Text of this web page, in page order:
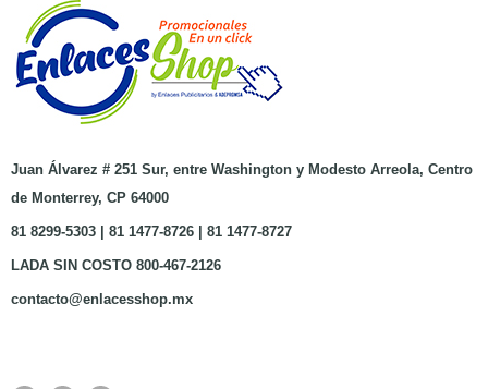
Juan Álvarez # 251 Sur, entre Washington y Modesto Arreola, Centro
de Monterrey, CP 64000
81 8299-5303 | 81 1477-8726 | 81 1477-8727
LADA SIN COSTO 800-467-2126
contacto@enlacesshop.mx